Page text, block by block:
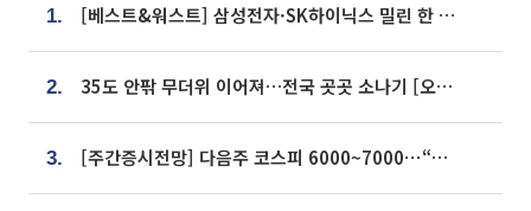
1. [베스트&워스트] 삼성전자·SK하이닉스 밀린 한 주…상상인증권은 85% 급등
2. 35도 안팎 무더위 이어져…전국 곳곳 소나기 [오늘 날씨]
3. [주간증시전망] 다음주 코스피 6000~7000⋯“外人 수급은 정책이 변수”